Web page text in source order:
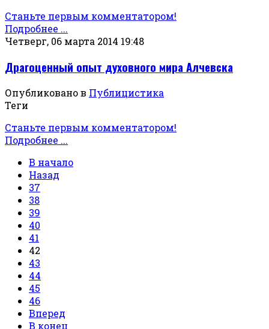
Станьте первым комментатором!
Подробнее ...
Четверг, 06 марта 2014 19:48
Драгоценный опыт духовного мира Алчевска
Опубликовано в Публицистика
Теги
Станьте первым комментатором!
Подробнее ...
В начало
Назад
37
38
39
40
41
42
43
44
45
46
Вперед
В конец